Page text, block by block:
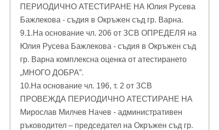
ПЕРИОДИЧНО АТЕСТИРАНЕ НА Юлия Русева
Бажлекова - съдия в Окръжен съд гр. Варна.
9.1.На основание чл. 206 от ЗСВ ОПРЕДЕЛЯ на
Юлия Русева Бажлекова - съдия в Окръжен съд
гр. Варна комплексна оценка от атестирането
„МНОГО ДОБРА”.
10.На основание чл. 196, т. 2 от ЗСВ
ПРОВЕЖДА ПЕРИОДИЧНО АТЕСТИРАНЕ НА
Мирослав Милчев Начев - административен
ръководител – председател на Окръжен съд гр.